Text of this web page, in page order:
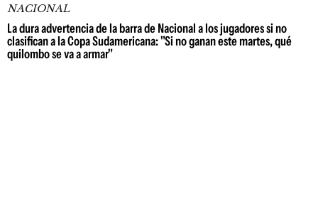
NACIONAL
La dura advertencia de la barra de Nacional a los jugadores si no
clasifican a la Copa Sudamericana: "Si no ganan este martes, qué
quilombo se va a armar"